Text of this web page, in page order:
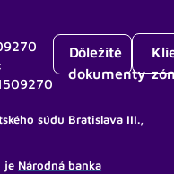
Dôležité
dokumenty
súdu Bratislava III.,
je Národná banka